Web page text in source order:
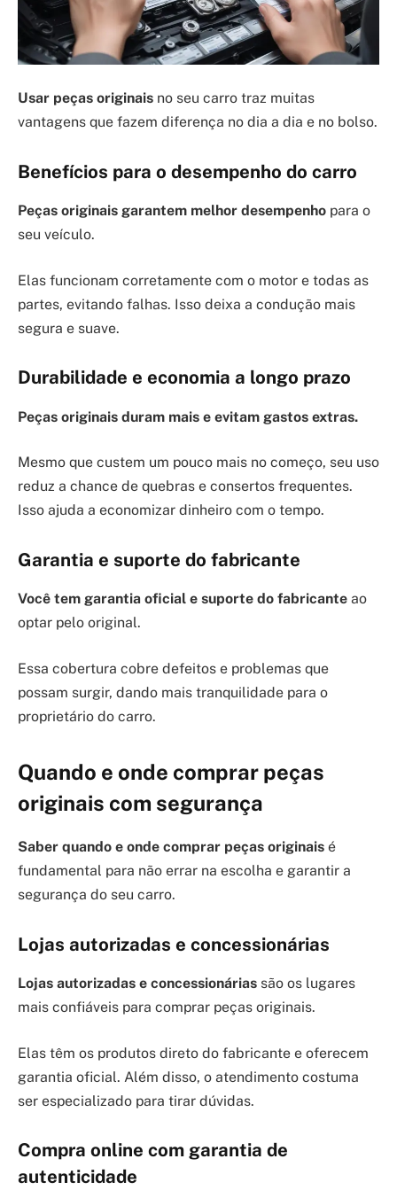
Usar peças originais no seu carro traz muitas
vantagens que fazem diferença no dia a dia e no bolso.
Benefícios para o desempenho do carro
Peças originais garantem melhor desempenho para o
seu veículo.
Elas funcionam corretamente com o motor e todas as
partes, evitando falhas. Isso deixa a condução mais
segura e suave.
Durabilidade e economia a longo prazo
Peças originais duram mais e evitam gastos extras.
Mesmo que custem um pouco mais no começo, seu uso
reduz a chance de quebras e consertos frequentes.
Isso ajuda a economizar dinheiro com o tempo.
Garantia e suporte do fabricante
Você tem garantia oficial e suporte do fabricante ao
optar pelo original.
Essa cobertura cobre defeitos e problemas que
possam surgir, dando mais tranquilidade para o
proprietário do carro.
Quando e onde comprar peças
originais com segurança
Saber quando e onde comprar peças originais é
fundamental para não errar na escolha e garantir a
segurança do seu carro.
Lojas autorizadas e concessionárias
Lojas autorizadas e concessionárias são os lugares
mais confiáveis para comprar peças originais.
Elas têm os produtos direto do fabricante e oferecem
garantia oficial. Além disso, o atendimento costuma
ser especializado para tirar dúvidas.
Compra online com garantia de
autenticidade